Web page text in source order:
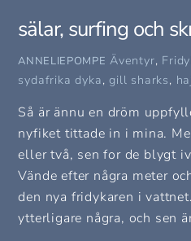
sälar, surfing och
ANNELIEPOMPE Äventyr,
sydafrika dyka,gill sharks,
Så är ännu en dröm
nyfiket tittade in i mina.
eller två, sen for de blygt
Vände efter några meter
den nya fridykaren i
ytterligare några, och sen